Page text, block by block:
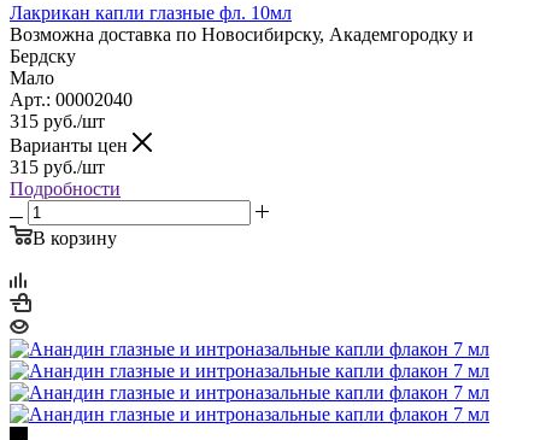
Лакрикан капли глазные фл. 10мл
Возможна доставка по Новосибирску, Академгородку и
Бердску
Мало
Арт.: 00002040
315 руб./шт
Варианты цен
315 руб./шт
Подробности
В корзину